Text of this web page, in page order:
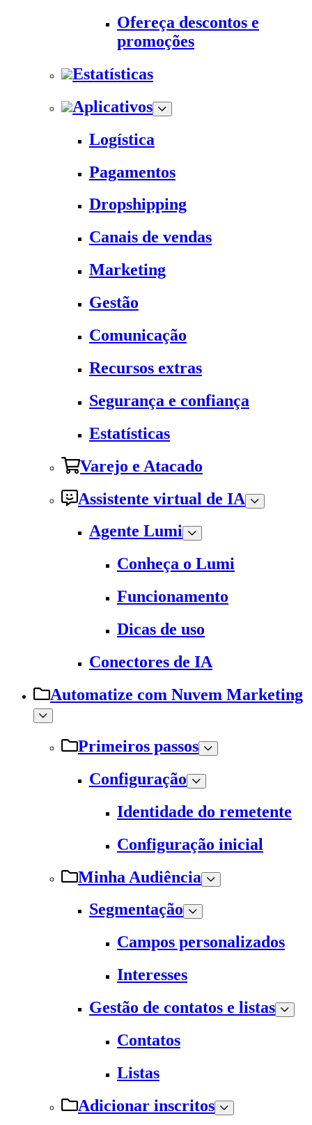
Ofereça descontos e
promoções
Estatísticas
Aplicativos
Logística
Pagamentos
Dropshipping
Canais de vendas
Marketing
Gestão
Comunicação
Recursos extras
Segurança e confiança
Estatísticas
Varejo e Atacado
Assistente virtual de IA
Agente Lumi
Conheça o Lumi
Funcionamento
Dicas de uso
Conectores de IA
Automatize com Nuvem Marketing
Primeiros passos
Configuração
Identidade do remetente
Configuração inicial
Minha Audiência
Segmentação
Campos personalizados
Interesses
Gestão de contatos e listas
Contatos
Listas
Adicionar inscritos